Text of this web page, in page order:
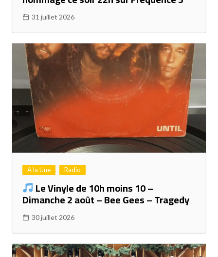
31 juillet 2026
A la Une Radio
Le Vinyle de 10h moins 10 –
Dimanche 2 août – Bee Gees – Tragedy
30 juillet 2026